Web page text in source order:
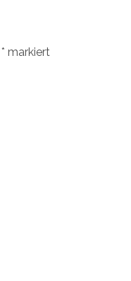
* markiert